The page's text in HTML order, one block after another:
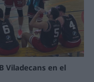
Viladecans en el